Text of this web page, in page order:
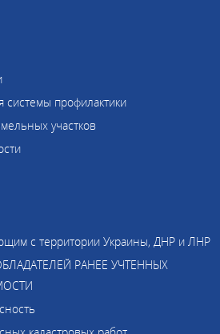
профилактики
участков
с территории Украины, ДНР и ЛНР
РАНЕЕ УЧТЕННЫХ